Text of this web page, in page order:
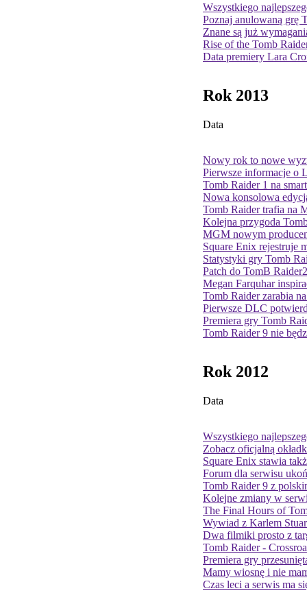
Wszystkiego
Poznaj anulowaną grę
Znane są już
Rise of the Tomb
Data premiery Lara
Rok 2013
Data
Nowy rok to nowe
Pierwsze informacje o
Tomb Raider 1 na
Nowa konsolowa
Tomb Raider trafia na
Kolejna przygoda
MGM nowym
Square Enix rejestruje
Statystyki gry Tomb
Patch do TomB Raider
Megan Farquhar
Tomb Raider zarabia
Pierwsze DLC
Premiera gry Tomb
Tomb Raider 9 nie
Rok 2012
Data
Wszystkiego
Zobacz oficjalną
Square Enix stawia
Forum dla serwisu
Tomb Raider 9 z
Kolejne zmiany w
The Final Hours of
Wywiad z Karlem
Dwa filmiki prosto z
Tomb Raider -
Premiera gry
Mamy wiosnę i nie
Czas leci a serwis ma